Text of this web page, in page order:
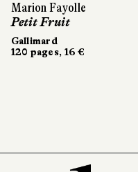
Marion Fayolle
Petit Fruit
Gallimard
120 pages, 16 €